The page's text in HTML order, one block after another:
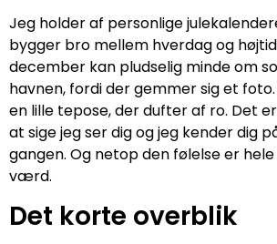
Jeg holder af personlige
bygger bro mellem hverdag og
december kan pludselig minde om
havnen, fordi der gemmer sig et foto.
en lille tepose, der dufter af ro. Det
at sige jeg ser dig og jeg kender dig
gangen. Og netop den følelse er
værd.
Det korte overblik